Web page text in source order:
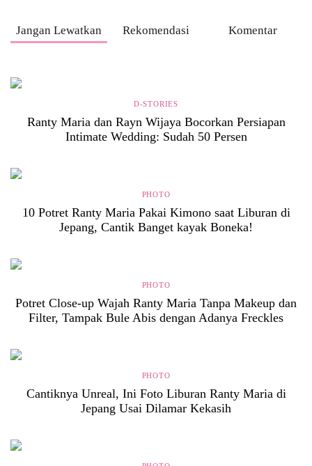
Jangan Lewatkan Rekomendasi Komentar
D-STORIES
Ranty Maria dan Rayn Wijaya Bocorkan Persiapan
Intimate Wedding: Sudah 50 Persen
PHOTO
10 Potret Ranty Maria Pakai Kimono saat Liburan di
Jepang, Cantik Banget kayak Boneka!
PHOTO
Potret Close-up Wajah Ranty Maria Tanpa Makeup dan
Filter, Tampak Bule Abis dengan Adanya Freckles
PHOTO
Cantiknya Unreal, Ini Foto Liburan Ranty Maria di
Jepang Usai Dilamar Kekasih